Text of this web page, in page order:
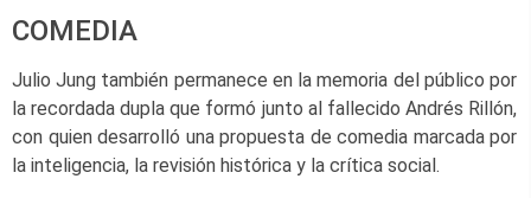
COMEDIA
Julio Jung también permanece en la memoria del público por
la recordada dupla que formó junto al fallecido Andrés Rillón,
con quien desarrolló una propuesta de comedia marcada por
la inteligencia, la revisión histórica y la crítica social.